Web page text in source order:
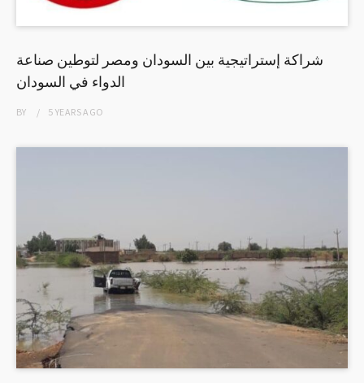
شراكة إستراتيجية بين السودان ومصر لتوطين صناعة
الدواء في السودان
BY 5 YEARSAGO